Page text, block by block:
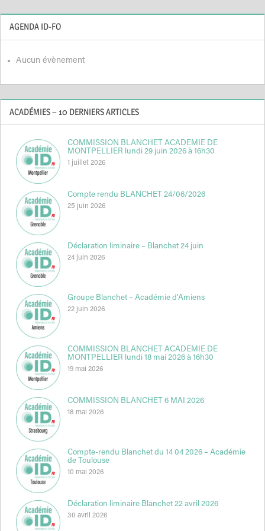
AGENDA ID-FO
Aucun évènement
ACADÉMIES – 10 DERNIERS ARTICLES
COMMISSION BLANCHET ACADEMIE DE
MONTPELLIER lundi 29 juin 2026 à 16h30
1 juillet 2026
Compte rendu BLANCHET 24/06/2026
25 juin 2026
Déclaration liminaire – Blanchet 24 juin
24 juin 2026
Groupe Blanchet – Académie d’Amiens
22 juin 2026
COMMISSION BLANCHET ACADEMIE DE
MONTPELLIER lundi 18 mai 2026 à 16h30
19 mai 2026
COMMISSION BLANCHET 6 MAI 2026
18 mai 2026
Compte-rendu Blanchet du 14 04 2026 – Académie
de Toulouse
10 mai 2026
Déclaration liminaire Blanchet 22 avril 2026
30 avril 2026